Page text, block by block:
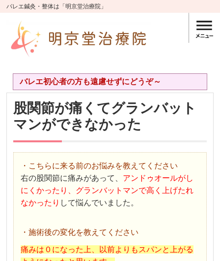
バレエ鍼灸・整体は「明京堂治療院」
バレエ初心者の方も遠慮せずにどうぞ～
股関節が痛くてグランバット
マンができなかった
・こちらに来る前のお悩みを教えてください
右の股関節に痛みがあって、 アンドゥオールがし
にくかったり、グランバットマンで高く上げたれ
なかったり して悩んでいました。
・施術後の変化を教えてください
痛みは０になった上、以前よりもスパンと上がる